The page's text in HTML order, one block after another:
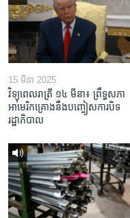
15 មីនា 2025
វិទ្យុពេលរាត្រី ១៤ មីនា៖ ព្រឹទ្ធសភា
អាមេរិកគ្រោងនឹងបញ្ចៀសការបិទ
រដ្ឋាភិបាល